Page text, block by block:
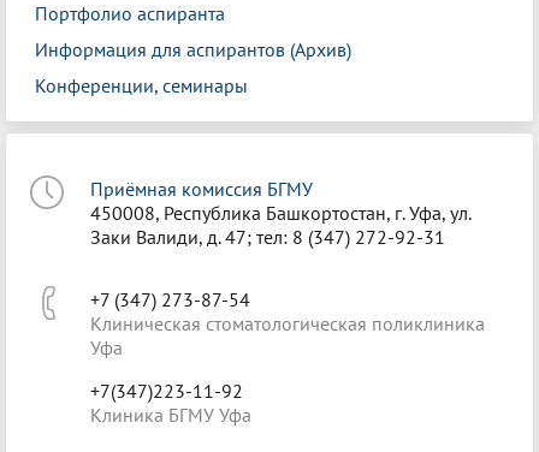
Портфолио аспиранта
Информация для аспирантов (Архив)
Конференции, семинары
Приёмная комиссия БГМУ
450008, Республика Башкортостан, г. Уфа, ул.
Заки Валиди, д. 47; тел: 8 (347) 272-92-31
+7 (347) 273-87-54
Клиническая стоматологическая поликлиника
Уфа
+7(347)223-11-92
Клиника БГМУ Уфа